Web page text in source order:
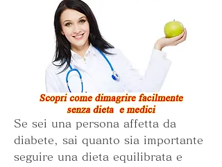
Se sei una persona affetta da
diabete, sai quanto sia importante
seguire una dieta equilibrata e